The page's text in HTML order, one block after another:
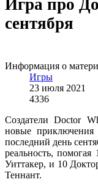
Игра про
сентября
Информация о
Игры
23 июля 2021
4336
Создатели Doctor
новые
последний день
реальность,
Уиттакер, и 10
Теннант.